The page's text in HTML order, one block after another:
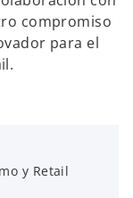
compromiso
para el
y Retail